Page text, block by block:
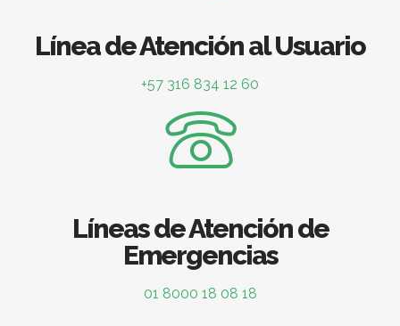
Línea de Atención al Usuario
+57 316 834 12 60
Líneas de Atención de
Emergencias
01 8000 18 08 18